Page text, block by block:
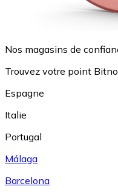
Nos magasins de
Trouvez votre point
Espagne
Italie
Portugal
Málaga
Barcelona